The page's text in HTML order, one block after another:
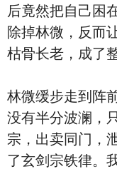
后竟然把自己困
除掉林微，反而
枯骨长老，成了
林微缓步走到阵
没有半分波澜，
宗，出卖同门，
了玄剑宗铁律。